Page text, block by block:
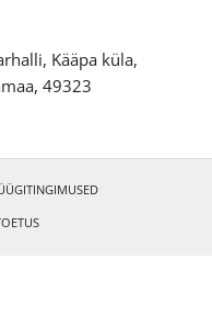
Kääpa küla,
49323